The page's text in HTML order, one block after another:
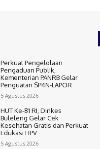
Perkuat Pengelolaan
Pengaduan Publik,
Kementerian PANRB Gelar
Penguatan SP4N-LAPOR
5 Agustus 2026
HUT Ke-81 RI, Dinkes
Buleleng Gelar Cek
Kesehatan Gratis dan Perkuat
Edukasi HPV
5 Agustus 2026